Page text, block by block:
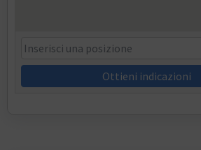
Ottieni indicazioni